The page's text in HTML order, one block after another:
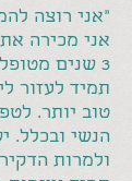
"אני רוצה
3 שנים
תמיד לעזור
טוב יותר.
הנשי ובכלל.
ולמרות